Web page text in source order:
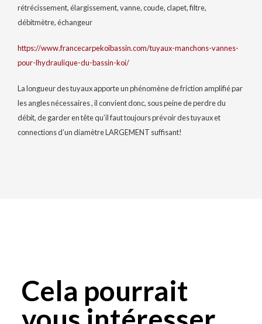
rétrécissement, élargissement, vanne, coude, clapet, filtre,
débitmètre, échangeur
https://www.francecarpekoibassin.com/tuyaux-manchons-vannes-
pour-lhydraulique-du-bassin-koi/
La longueur des tuyaux apporte un phénomène de friction amplifié par
les angles nécessaires , il convient donc, sous peine de perdre du
débit, degarder en tête qu’il faut toujours prévoir des tuyaux et
connections d’un diamètre LARGEMENT suffisant!
Cela pourrait